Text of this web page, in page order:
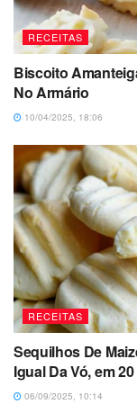
RECEITAS
Biscoito
No Armário
10/04/2025, 18:06
RECEITAS
Sequilhos De
Igual Da Vó, em
06/09/2025, 10:14